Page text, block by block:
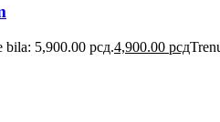
bila: 5,900.00 рсд.4,900.00 рсд